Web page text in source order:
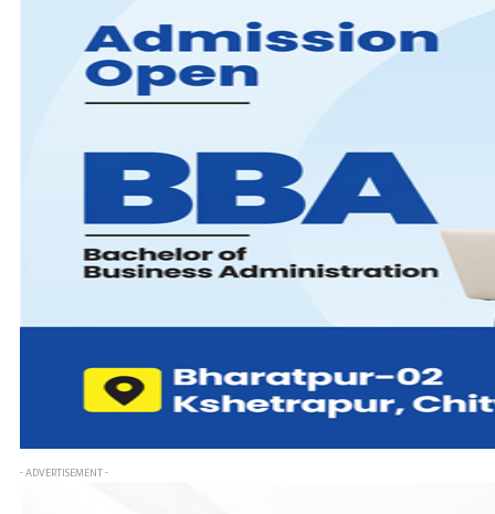
- ADVERTISEMENT -